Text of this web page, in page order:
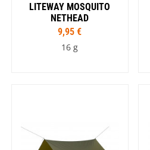
LITEWAY MOSQUITO
NETHEAD
9,95 €
16 g